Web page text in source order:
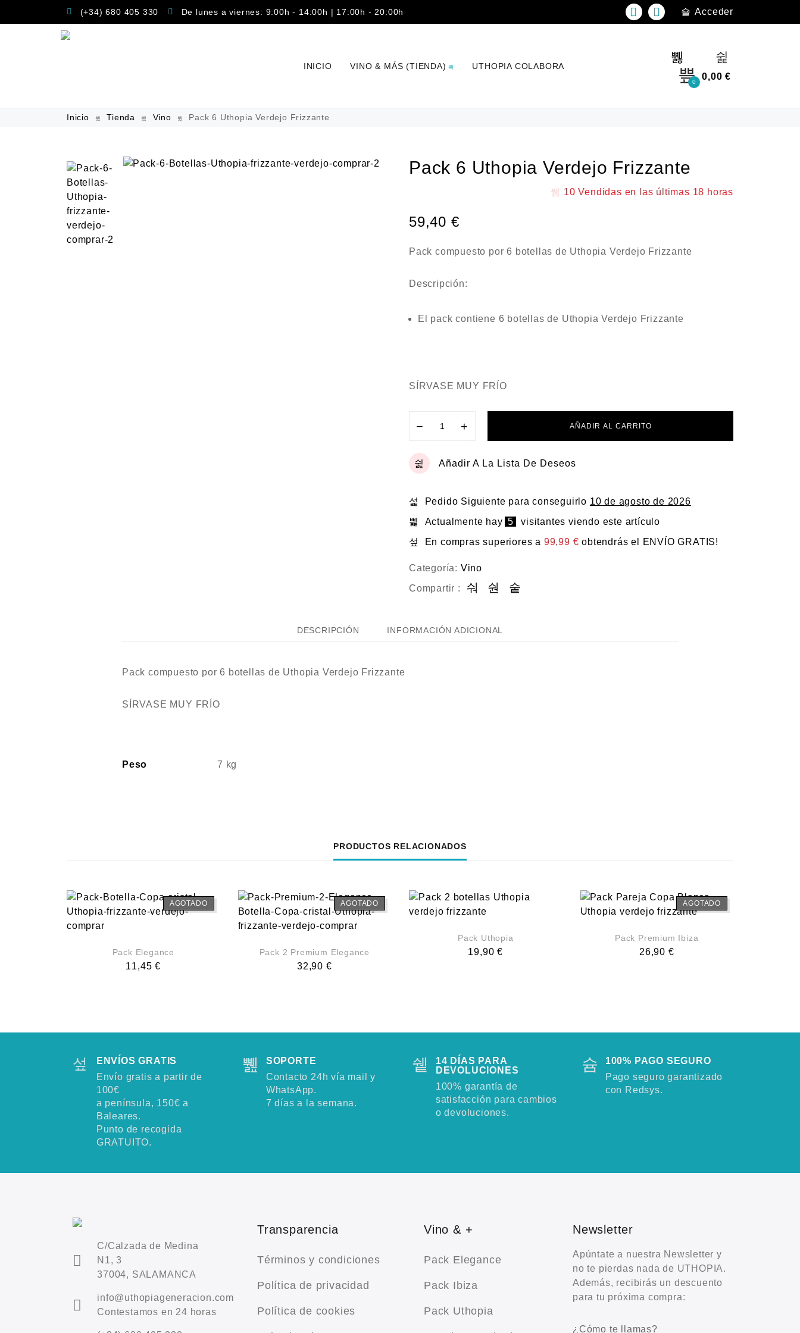
(+34) 680 405 330 De lunes a viernes: 9:00h - 14:00h | 17:00h - 20:00h Acceder
INICIO VINO & MÁS (TIENDA) UTHOPIA COLABORA
0
0,00€
Inicio Tienda Vino Pack 6 Uthopia Verdejo Frizzante
Pack 6 Uthopia Verdejo Frizzante
10 Vendidas en las últimas 18 horas
59,40 €
Pack compuesto por 6 botellas de Uthopia Verdejo Frizzante
Descripción:
El pack contiene 6 botellas de Uthopia Verdejo Frizzante
SÍRVASE MUY FRÍO
− + AÑADIR AL CARRITO
Añadir A La Lista De Deseos
Pedido Siguiente para conseguirlo 10 de agosto de 2026
Actualmente hay 5
visitantes viendo este artículo
En compras superiores a 99,99 € obtendrás el ENVÍO GRATIS!
Categoría: Vino
Compartir :
DESCRIPCIÓN INFORMACIÓN ADICIONAL
Pack compuesto por 6 botellas de Uthopia Verdejo Frizzante
SÍRVASE MUY FRÍO
Peso 7 kg
PRODUCTOS RELACIONADOS
AGOTADO
Pack Elegance
11,45€
AGOTADO
Pack 2 Premium Elegance
32,90 €
Pack Uthopia
19,90€
AGOTADO
Pack Premium Ibiza
26,90 €
ENVÍOS GRATIS
Envío gratis a partir de
100€
a península, 150€ a
Baleares.
Punto de recogida
GRATUITO.
SOPORTE
Contacto 24h vía mail y
WhatsApp.
7 días a la semana.
14 DÍAS PARA
DEVOLUCIONES
100% garantía de
satisfacción para cambios
o devoluciones.
100% PAGO SEGURO
Pago seguro garantizado
con Redsys.
C/Calzada de Medina
N1, 3
37004, SALAMANCA
info@uthopiageneracion.com
Contestamos en 24 horas
Transparencia
Términos y condiciones
Política de privacidad
Política de cookies
Vino & +
Pack Elegance
Pack Ibiza
Pack Uthopia
Newsletter
Apúntate a nuestra Newsletter y
no te pierdas nada de UTHOPIA.
Además, recibirás un descuento
para tu próxima compra:
¿Cómo te llamas?